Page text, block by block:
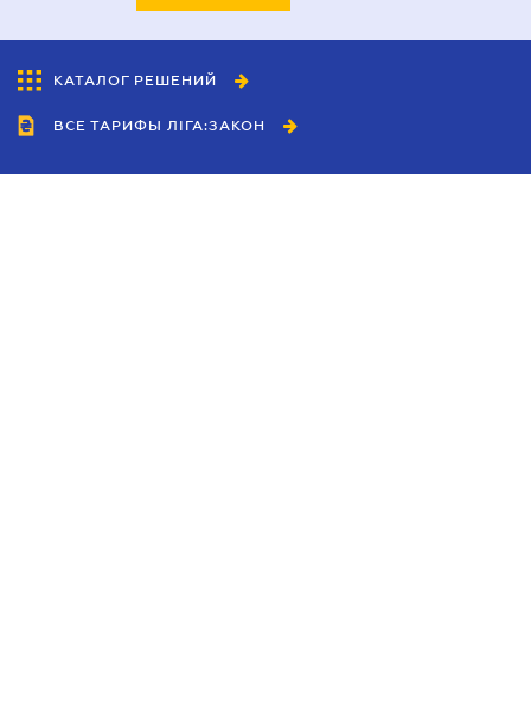
КАТАЛОГ РЕШЕНИЙ
ВСЕ ТАРИФЫ ЛІГА:ЗАКОН